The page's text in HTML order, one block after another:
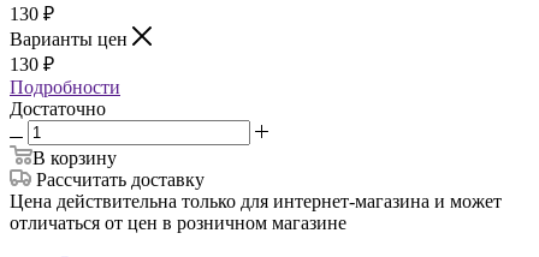
130 ₽
Варианты цен
130 ₽
Подробности
Достаточно
В корзину
Рассчитать доставку
Цена действительна только для интернет-магазина и может
отличаться от цен в розничном магазине